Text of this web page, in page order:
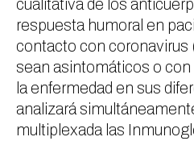
cualitativa de los
respuesta humoral en
contacto con
sean asintomáticos o
la enfermedad en sus
analizará
multiplexada las